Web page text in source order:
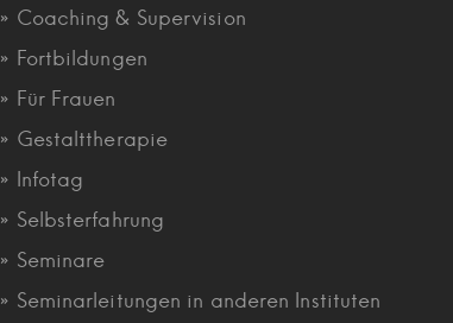
Coaching & Supervision
Fortbildungen
Für Frauen
Gestalttherapie
Infotag
Selbsterfahrung
Seminare
Seminarleitungen in anderen Instituten